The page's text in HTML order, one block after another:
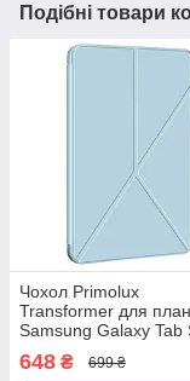
Подібні товари
Чохол Primolux
Transformer для
Samsung Galaxy Tab
Plus 12.4" (SM-X820
X826) - Sky Blue
648 ₴ 699 ₴